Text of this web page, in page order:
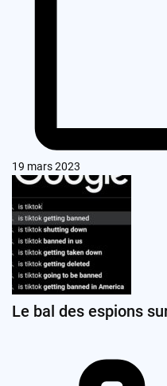
19 mars 2023
Le bal des espions